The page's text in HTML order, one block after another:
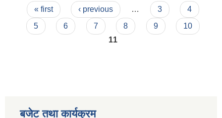
Pages
« first ‹ previous … 3
4
5
6 7 8 9
10
11
बजेट तथा कार्यक्रम